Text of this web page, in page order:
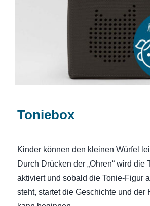
Toniebox
Kinder können den kleinen Würfel
Durch Drücken der „Ohren“ wird die
aktiviert und sobald die Tonie-Figur
steht, startet die Geschichte und der